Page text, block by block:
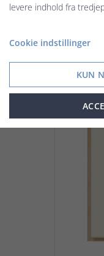
levere indhold fra
Cookie indstillinger
KUN